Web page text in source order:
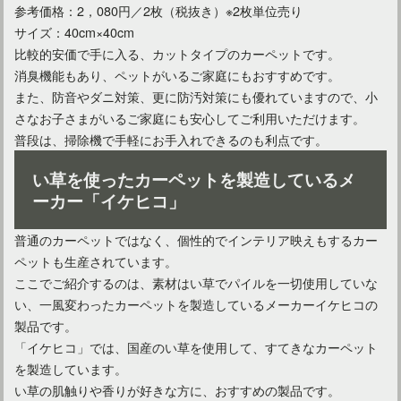
参考価格：2，080円／2枚（税抜き）※2枚単位売り
サイズ：40cm×40cm
比較的安価で手に入る、カットタイプのカーペットです。
消臭機能もあり、ペットがいるご家庭にもおすすめです。
また、防音やダニ対策、更に防汚対策にも優れていますので、小
さなお子さまがいるご家庭にも安心してご利用いただけます。
普段は、掃除機で手軽にお手入れできるのも利点です。
い草を使ったカーペットを製造しているメ
ーカー「イケヒコ」
普通のカーペットではなく、個性的でインテリア映えもするカー
ペットも生産されています。
ここでご紹介するのは、素材はい草でパイルを一切使用していな
い、一風変わったカーペットを製造しているメーカーイケヒコの
製品です。
「イケヒコ」では、国産のい草を使用して、すてきなカーペット
を製造しています。
い草の肌触りや香りが好きな方に、おすすめの製品です。